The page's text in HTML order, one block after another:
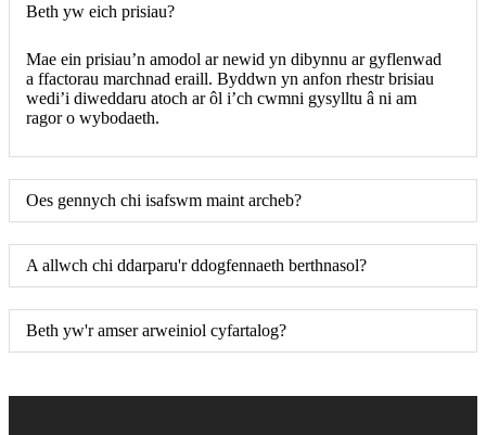
Beth yw eich prisiau?
Mae ein prisiau’n amodol ar newid yn dibynnu ar gyflenwad
a ffactorau marchnad eraill. Byddwn yn anfon rhestr brisiau
wedi’i diweddaru atoch ar ôl i’ch cwmni gysylltu â ni am
ragor o wybodaeth.
Oes gennych chi isafswm maint archeb?
A allwch chi ddarparu'r ddogfennaeth berthnasol?
Beth yw'r amser arweiniol cyfartalog?